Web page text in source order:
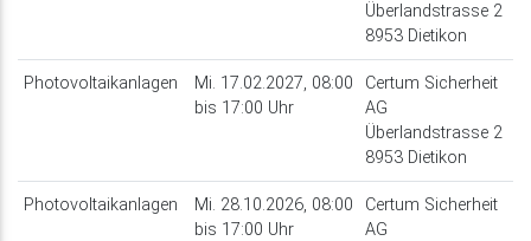
Überlandstrasse 2
8953 Dietikon
Photovoltaikanlagen
Mi. 17.02.2027, 08:00
bis 17:00 Uhr
Certum Sicherheit
AG
Überlandstrasse 2
8953 Dietikon
Photovoltaikanlagen
Mi. 28.10.2026, 08:00
bis 17:00 Uhr
Certum Sicherheit
AG